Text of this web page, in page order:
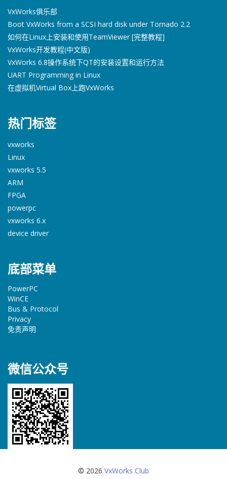
VxWorks俱乐部
Boot VxWorks from a SCSI hard disk under Tornado 2.2
如何在Linux上安装和使用TeamViewer [完整教程]
VxWorks开发教程(中文版)
VxWorks 6.8操作系统下QT的安装设置和运行方法
UART Programming in Linux
在虚拟机Virtual Box上跑VxWorks
热门标签
vxworks
Linux
vxworks 5.5
ARM
FPGA
powerpc
vxworks 6.x
device driver
底部菜单
PowerPC
WinCE
Bus & Protocol
Privacy
免责声明
微信公众号
© 2026 VxWorks Club